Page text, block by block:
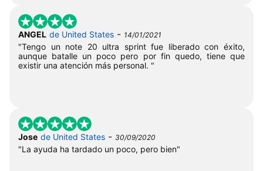
ANGEL de United States - 14/01/2021
"Tengo un note 20 ultra sprint fue liberado con éxito,
aunque batalle un poco pero por fin quedo, tiene que
existir una atención más personal. "
Jose de United States - 30/09/2020
"La ayuda ha tardado un poco, pero bien"